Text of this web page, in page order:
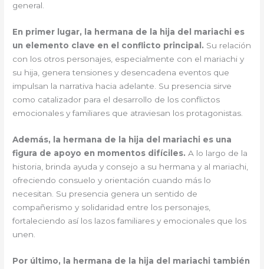
general.
En primer lugar, la hermana de la hija del mariachi es
un elemento clave en el conflicto principal. Su relación
con los otros personajes, especialmente con el mariachi y
su hija, genera tensiones y desencadena eventos que
impulsan la narrativa hacia adelante. Su presencia sirve
como catalizador para el desarrollo de los conflictos
emocionales y familiares que atraviesan los protagonistas.
Además, la hermana de la hija del mariachi es una
figura de apoyo en momentos difíciles. A lo largo de la
historia, brinda ayuda y consejo a su hermana y al mariachi,
ofreciendo consuelo y orientación cuando más lo
necesitan. Su presencia genera un sentido de
compañerismo y solidaridad entre los personajes,
fortaleciendo así los lazos familiares y emocionales que los
unen.
Por último, la hermana de la hija del mariachi también